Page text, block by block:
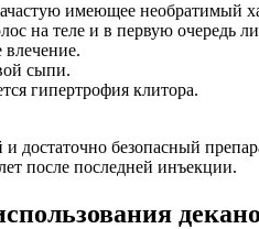
имеющее необратимый
на теле и в первую очередь
влечение.
сыпи.
гипертрофия клитора.
достаточно безопасный
после последней инъекции.